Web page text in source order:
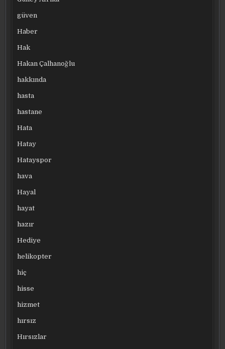
güven
Haber
Hak
Hakan Çalhanoğlu
hakkında
hasta
hastane
Hata
Hatay
Hatayspor
hava
Hayal
hayat
hazır
Hediye
helikopter
hiç
hisse
hizmet
hırsız
Hırsızlar